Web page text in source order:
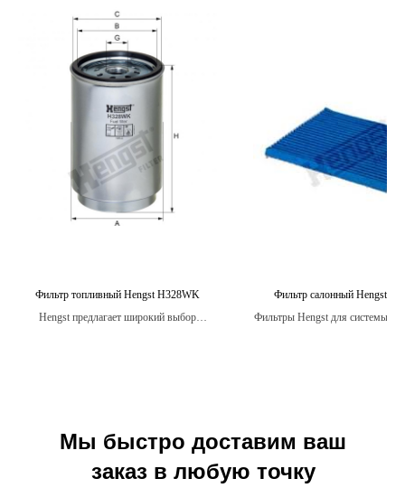
Фильтр топливный Hengst H328WK
Hengst предлагает широкий выбор
Фильтр салонный Hengst
Фильтры Hengst для системы
Мы быстро доставим ваш
заказ в любую точку